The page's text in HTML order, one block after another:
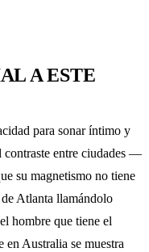
A ESTE
para sonar íntimo y
entre ciudades —
su magnetismo no tiene
Atlanta llamándolo
hombre que tiene el
en Australia se muestra